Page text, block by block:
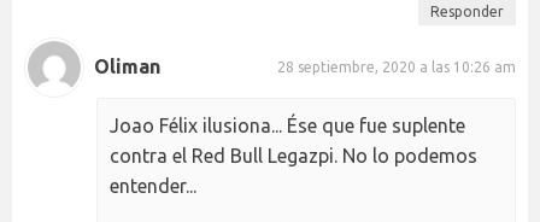
Responder
Oliman 28 septiembre, 2020 a las 10:26 am
Joao Félix ilusiona... Ése que fue suplente
contra el Red Bull Legazpi. No lo podemos
entender...